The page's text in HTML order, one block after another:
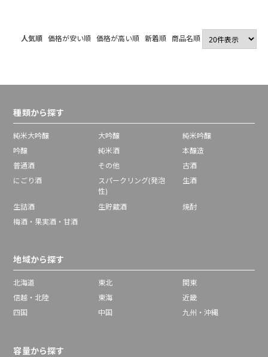
人気順 価格が安い順 価格が高い順 新着順 商品名順
種類から探す
純米大吟醸 大吟醸
純米吟醸
吟醸
純米酒
本醸造
普通酒
その他
古酒
にごり酒
スパークリング(発泡
性)
生酒
生詰酒 生貯蔵酒
焼酎
梅酒・果実酒・甘酒
地域から探す
北海道 東北
関東
信越・北陸
東海
近畿
四国
中国 九州・沖縄
容量から探す